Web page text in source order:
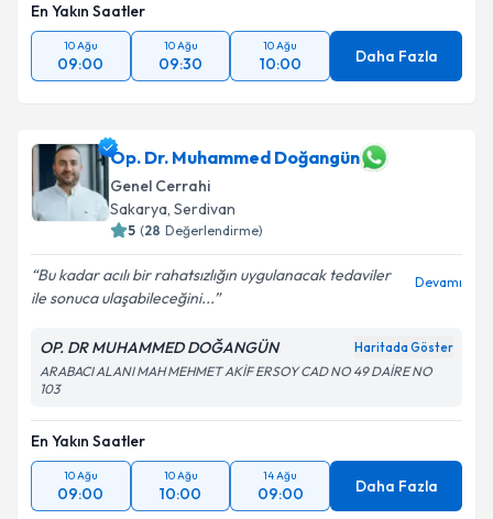
En Yakın Saatler
10 Ağu
09:00
10 Ağu
09:30
10 Ağu
10:00 Daha Fazla
Op. Dr. Muhammed Doğangün
Genel Cerrahi
Sakarya, Serdivan
5 (28 Değerlendirme)
Bu kadar acılı bir rahatsızlığın uygulanacak tedaviler
ile sonuca ulaşabileceğini...
Devamı
OP. DR MUHAMMED DOĞANGÜN Haritada Göster
ARABACI ALANI MAH MEHMET AKİF ERSOY CAD NO 49 DAİRE NO
103
En Yakın Saatler
10 Ağu
09:00
10 Ağu
10:00
14 Ağu
09:00 Daha Fazla